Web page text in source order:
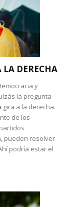
DERECHA
y
la pregunta
a la derecha.
de los
pueden resolver
podría estar el